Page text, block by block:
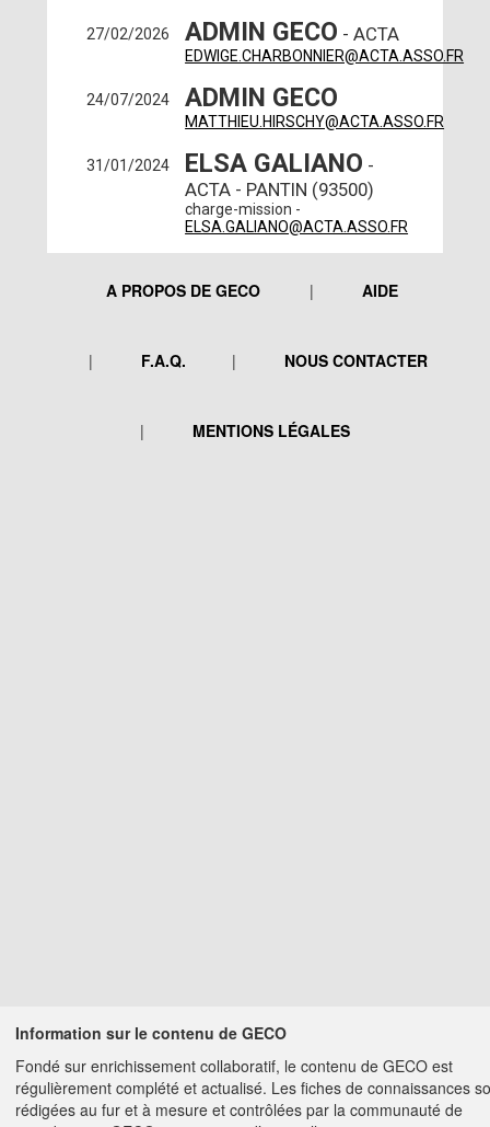
27/02/2026 ADMIN GECO - ACTA
EDWIGE.CHARBONNIER@ACTA.ASSO.FR
24/07/2024 ADMIN GECO
MATTHIEU.HIRSCHY@ACTA.ASSO.FR
31/01/2024 ELSA GALIANO -
ACTA - PANTIN (93500)
charge-mission -
ELSA.GALIANO@ACTA.ASSO.FR
A PROPOS DE GECO AIDE
F.A.Q. NOUS CONTACTER
MENTIONS LÉGALES
Information sur le contenu de GECO
Fondé sur enrichissement collaboratif, le contenu de GECO est
régulièrement complété et actualisé. Les fiches de connaissances
rédigées au fur et à mesure et contrôlées par la communauté de